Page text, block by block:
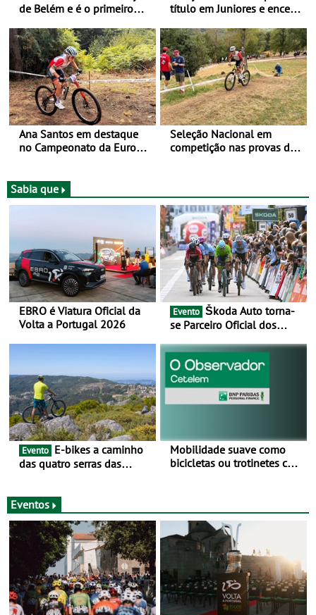
de Belém e é o primeiro
a Portugal - Prova decorre
entre 5 e 16 de Agosto
título em Juniores e encerra
no Cartaxo
Ana Santos em destaque
no Campeonato da Europa
Seleção Nacional em
competição nas provas de
Sabia que
EBRO é Viatura Oficial da
Volta a Portugal 2026
Evento
se Parceiro Oficial dos
BTT e Gravel da UCI - Para
os anos de 2025 e 2026
Evento
das quatro serras das
e 10 de Junho
Mobilidade suave como
bicicletas ou trotinetes com
usam os automóveis
exclusivamente em áreas
urbanas
Eventos